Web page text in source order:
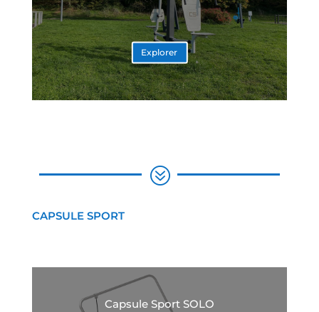
Explorer
?
CAPSULE SPORT
Capsule Sport SOLO